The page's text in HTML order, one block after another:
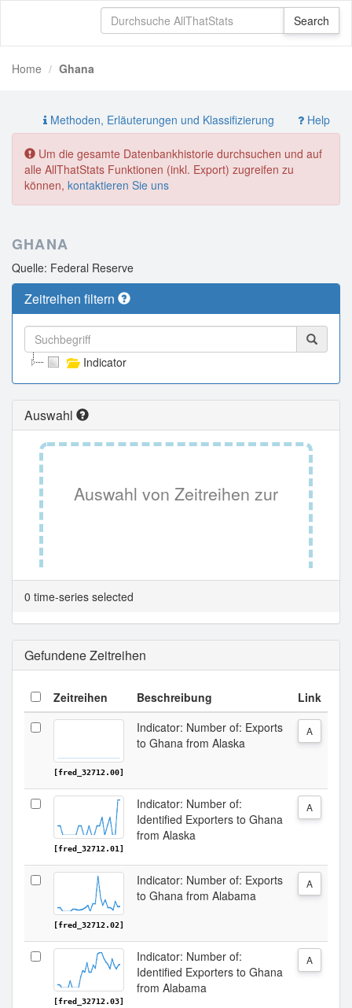
Home Ghana
Methoden, Erläuterungen und Klassifizierung Help
Um die gesamte Datenbankhistorie durchsuchen und auf
alle AllThatStats Funktionen (inkl. Export) zugreifen zu
können, kontaktieren Sie uns
GHANA
Quelle: Federal Reserve
Zeitreihen filtern
Indicator
Auswahl
Auswahl von Zeitreihen zur
Tabellenansicht.
0 time-series selected
Gefundene Zeitreihen
Zeitreihen Beschreibung Link
[fred_32712.00]
Indicator: Number of: Exports
to Ghana from Alaska
A
[fred_32712.01]
Indicator: Number of:
Identified Exporters to Ghana
from Alaska
A
[fred_32712.02]
Indicator: Number of: Exports
to Ghana from Alabama
A
[fred_32712.03]
Indicator: Number of:
Identified Exporters to Ghana
from Alabama
A